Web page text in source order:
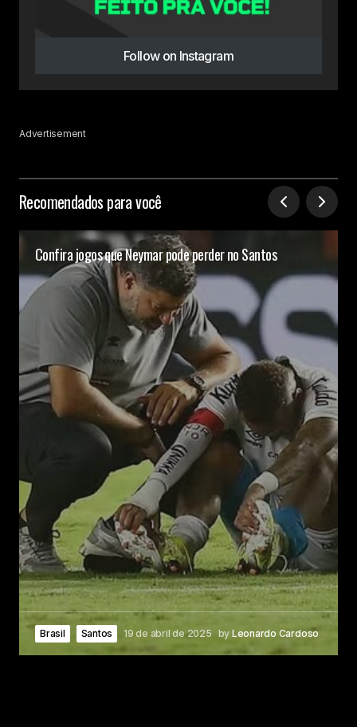
Follow on Instagram
Advertisement
Recomendados para você
Confira jogos que Neymar pode perder no Santos
Brasil Santos 19 de abril de 2025 by Leonardo Cardoso